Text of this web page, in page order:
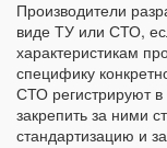
Производители
виде ТУ или СТО,
характеристикам
специфику
СТО регистрируют
закрепить за ними
стандартизацию и